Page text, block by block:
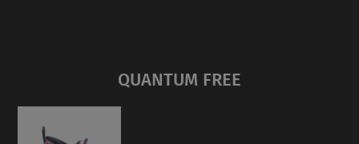
QUANTUM FREE